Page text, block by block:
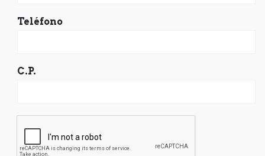
Teléfono
C.P.